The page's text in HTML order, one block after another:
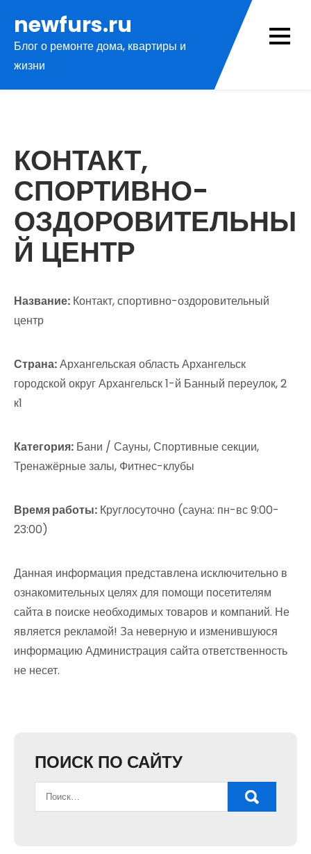
содержимому
newfurs.ru
Блог о ремонте дома, квартиры и
жизни
КОНТАКТ,
СПОРТИВНО-
ОЗДОРОВИТЕЛЬНЫ
Й ЦЕНТР
Название: Контакт, спортивно-оздоровительный
центр
Страна:Архангельская область Архангельск
городской округ Архангельск 1-й Банный переулок, 2
к1
Категория: Бани / Сауны, Спортивные секции,
Тренажёрные залы, Фитнес-клубы
Время работы: Круглосуточно (сауна: пн-вс 9:00-
23:00)
Данная информация представлена исключительно в
ознакомительных целях для помощи посетителям
сайта в поиске необходимых товаров и компаний. Не
является рекламой! За неверную и изменившуюся
информацию Администрация сайта ответственность
не несет.
ПОИСК ПО САЙТУ